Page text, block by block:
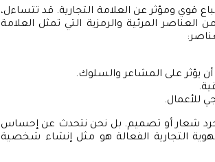
قوي ومؤثر عن العلامة التجارية. قد تتساءل،
المرئية والرمزية التي تمثل العلامة
أن يؤثر على المشاعر والسلوك.
للأعمال.
شعار أو تصميم. بل نحن نتحدث عن إحساس
التجارية الفعالة هو مثل إنشاء شخصية